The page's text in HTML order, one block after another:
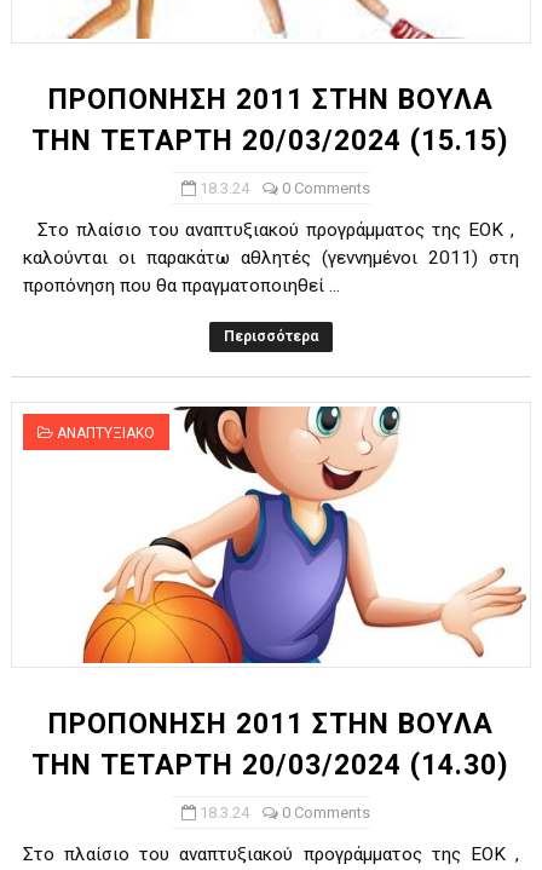
ΧΡΟΝΙΑ ΠΟΛΛΑ ΣΤΟ ΕΛΛΗΝΙΚΟ ΜΠΑΣΚΕΤ : 39Η ΕΠΕΤΕΙΟΣ ΑΠΟ
Ο δρόμος για τον 29ο τελικό κυπέλλου ανδρών ΕΣΚΑΝΑ
U21: Τεράστια πρόκριση για τον Πανελευσινιακό στον
Γ΄ανδρών play offs : "Σκληρό" καρύδι η Φιλία Περάματος
Play off B εφήβων Β φάση Στο f4 ΑΕ Ρέντη, Πέρα , Ερμής
ΠΡΟΠΟΝΗΣΗ 2011 ΣΤΗΝ ΒΟΥΛΑ
ΤΗΝ ΤΕΤΑΡΤΗ 20/03/2024 (15.15)
18.3.24 0 Comments
Στο πλαίσιο του αναπτυξιακού προγράμματος της ΕΟΚ ,
καλούνται οι παρακάτω αθλητές (γεννημένοι 2011) στη
προπόνηση που θα πραγματοποιηθεί ...
Περισσότερα
ΑΝΑΠΤΥΞΙΑΚΟ
ΠΡΟΠΟΝΗΣΗ 2011 ΣΤΗΝ ΒΟΥΛΑ
ΤΗΝ ΤΕΤΑΡΤΗ 20/03/2024 (14.30)
18.3.24 0 Comments
Στο πλαίσιο του αναπτυξιακού προγράμματος της ΕΟΚ ,